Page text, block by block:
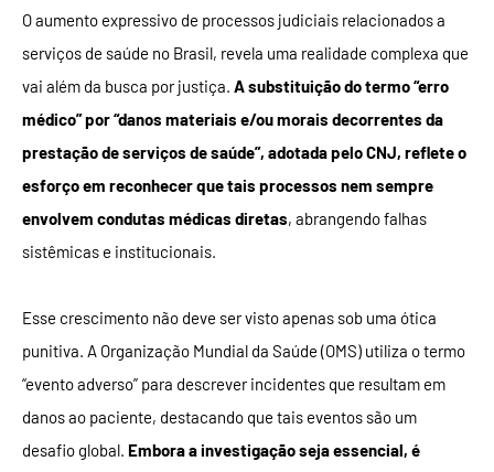
O aumento expressivo de processos judiciais relacionados a
serviços de saúde no Brasil, revela uma realidade complexa que
vai além da busca por justiça. A substituição do termo “erro
médico” por “danos materiais e/ou morais decorrentes da
prestação de serviços de saúde”, adotada pelo CNJ, reflete o
esforço em reconhecer que tais processos nem sempre
envolvem condutas médicas diretas, abrangendo falhas
sistêmicas e institucionais.
Esse crescimento não deve ser visto apenas sob uma ótica
punitiva. A Organização Mundial da Saúde (OMS) utiliza o termo
“evento adverso” para descrever incidentes que resultam em
danos ao paciente, destacando que tais eventos são um
desafio global. Embora a investigação seja essencial, é